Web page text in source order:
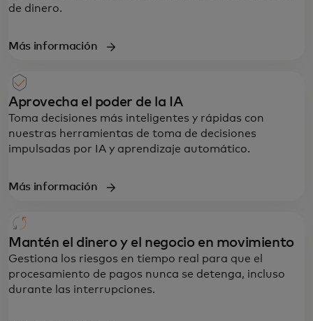
de dinero.
Más información
Aprovecha el poder de la IA
Toma decisiones más inteligentes y rápidas con
nuestras herramientas de toma de decisiones
impulsadas por IA y aprendizaje automático.
Más información
Mantén el dinero y el negocio en movimiento
Gestiona los riesgos en tiempo real para que el
procesamiento de pagos nunca se detenga, incluso
durante las interrupciones.